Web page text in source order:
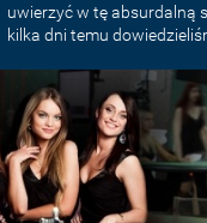
uwierzyć w tę absurdalną
kilka dni temu